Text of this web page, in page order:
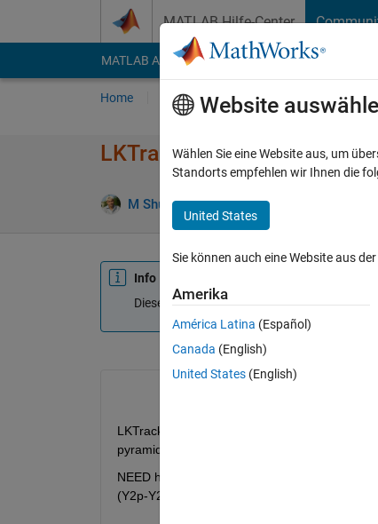
MATLAB Hilfe-Center
MATLAB Answers File Exchange Cody
Home Fragen Antworten
LKTrackShow.m need help
M Shujah Islam Sameem
Info
Diese Frage ist geschlossen. Öffnen Sie sie
LKTrackShow.m Download link: https://
pyramid-and-iteration/content/
NEED help in making arrows of Draw speed
(Y2p-Y2pl)*sc]','m-');
Website
Wählen Sie eine Website aus, um
Standorts empfehlen wir Ihnen die
United States
Sie können auch eine Website aus
Amerika
América Latina (Español)
Canada (English)
United States (English)